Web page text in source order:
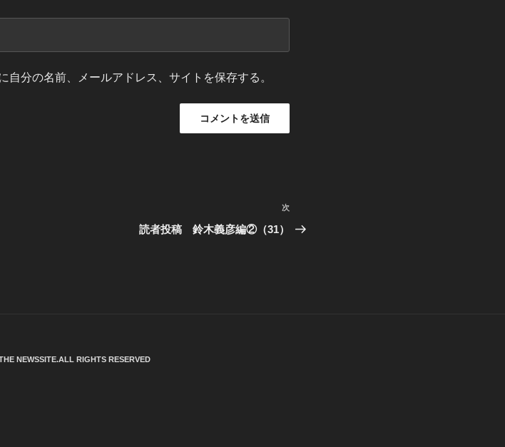
分の名前、メールアドレス、サイトを保存する。
次
の
次
読者投稿 鈴木義彦編②（31）
NEWSSITE.ALL RIGHTS RESERVED